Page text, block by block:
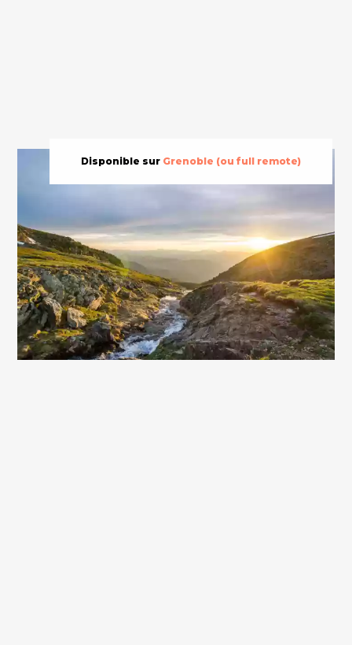
Disponible sur Grenoble (ou full remote)